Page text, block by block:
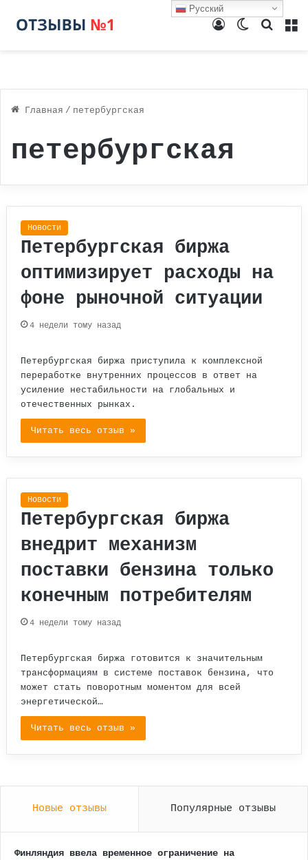
Поиск
Switch
Войти
Главная / петербургская
петербургская
Новости
Петербургская биржа
оптимизирует расходы на
фоне рыночной ситуации
4 недели тому назад
Петербургская биржа приступила к комплексной
переработке внутренних процессов в ответ на
усиление нестабильности на глобальных и
отечественных рынках.
Читать весь отзыв »
Новости
Петербургская биржа
внедрит механизм
поставки бензина только
конечным потребителям
4 недели тому назад
Петербургская биржа готовится к значительным
трансформациям в системе поставок бензина, что
может стать поворотным моментом для всей
энергетической…
Читать весь отзыв »
Новые отзывы Популярные отзывы
Финляндия ввела временное ограничение на
Русский